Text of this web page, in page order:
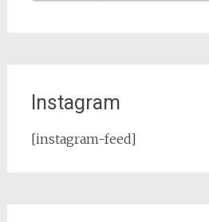
Instagram
[instagram-feed]